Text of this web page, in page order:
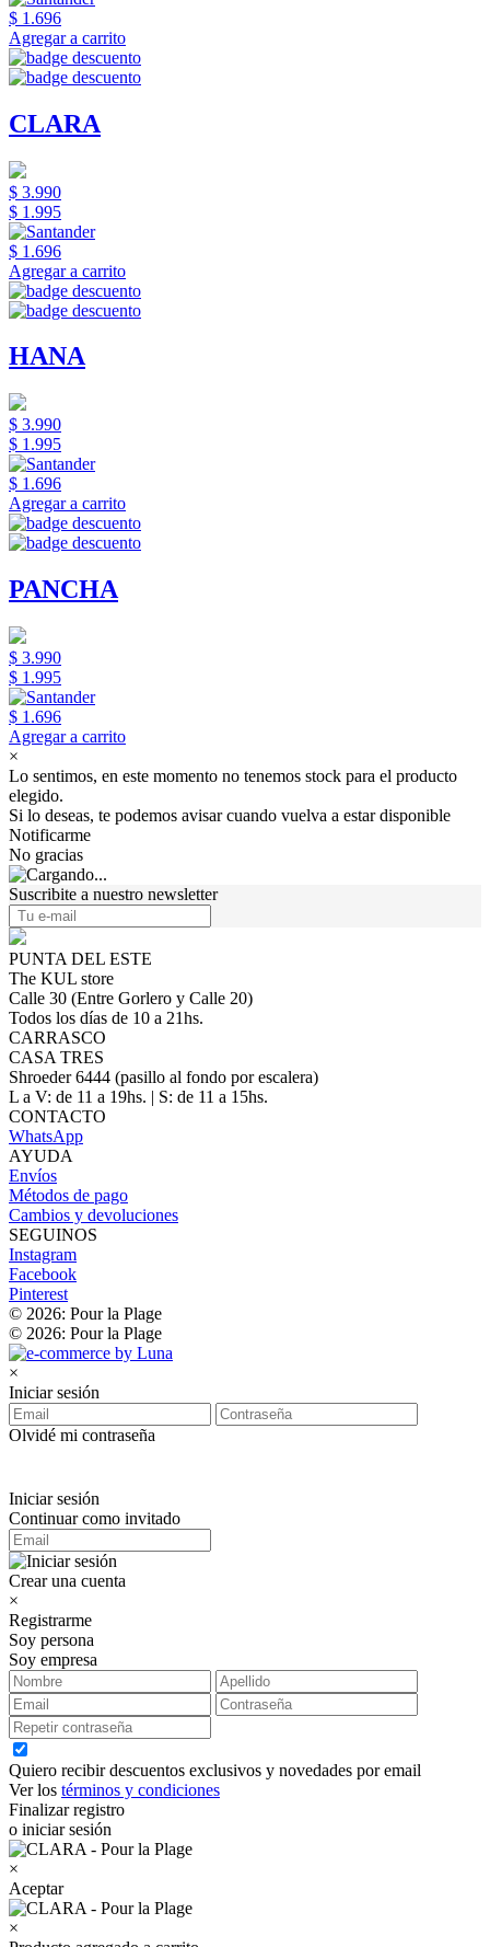
$ 1.696
Agregar a carrito
CLARA
$ 3.990
$ 1.995
$ 1.696
Agregar a carrito
HANA
$ 3.990
$ 1.995
$ 1.696
Agregar a carrito
PANCHA
$ 3.990
$ 1.995
$ 1.696
Agregar a carrito
×
Lo sentimos, en este momento no tenemos stock para el producto
elegido.
Si lo deseas, te podemos avisar cuando vuelva a estar disponible
Notificarme
No gracias
Suscribite a nuestro newsletter
PUNTA DEL ESTE
The KUL store
Calle 30 (Entre Gorlero y Calle 20)
Todos los días de 10 a 21hs.
CARRASCO
CASA TRES
Shroeder 6444 (pasillo al fondo por escalera)
L a V: de 11 a 19hs. | S: de 11 a 15hs.
CONTACTO
WhatsApp
AYUDA
Envíos
Métodos de pago
Cambios y devoluciones
SEGUINOS
Instagram
Facebook
Pinterest
© 2026: Pour la Plage
© 2026: Pour la Plage
×
Iniciar sesión
Olvidé mi contraseña
Iniciar sesión
Continuar como invitado
Crear una cuenta
×
Registrarme
Soy persona
Soy empresa
Quiero recibir descuentos exclusivos y novedades por email
Ver los términos y condiciones
Finalizar registro
o iniciar sesión
×
Aceptar
×